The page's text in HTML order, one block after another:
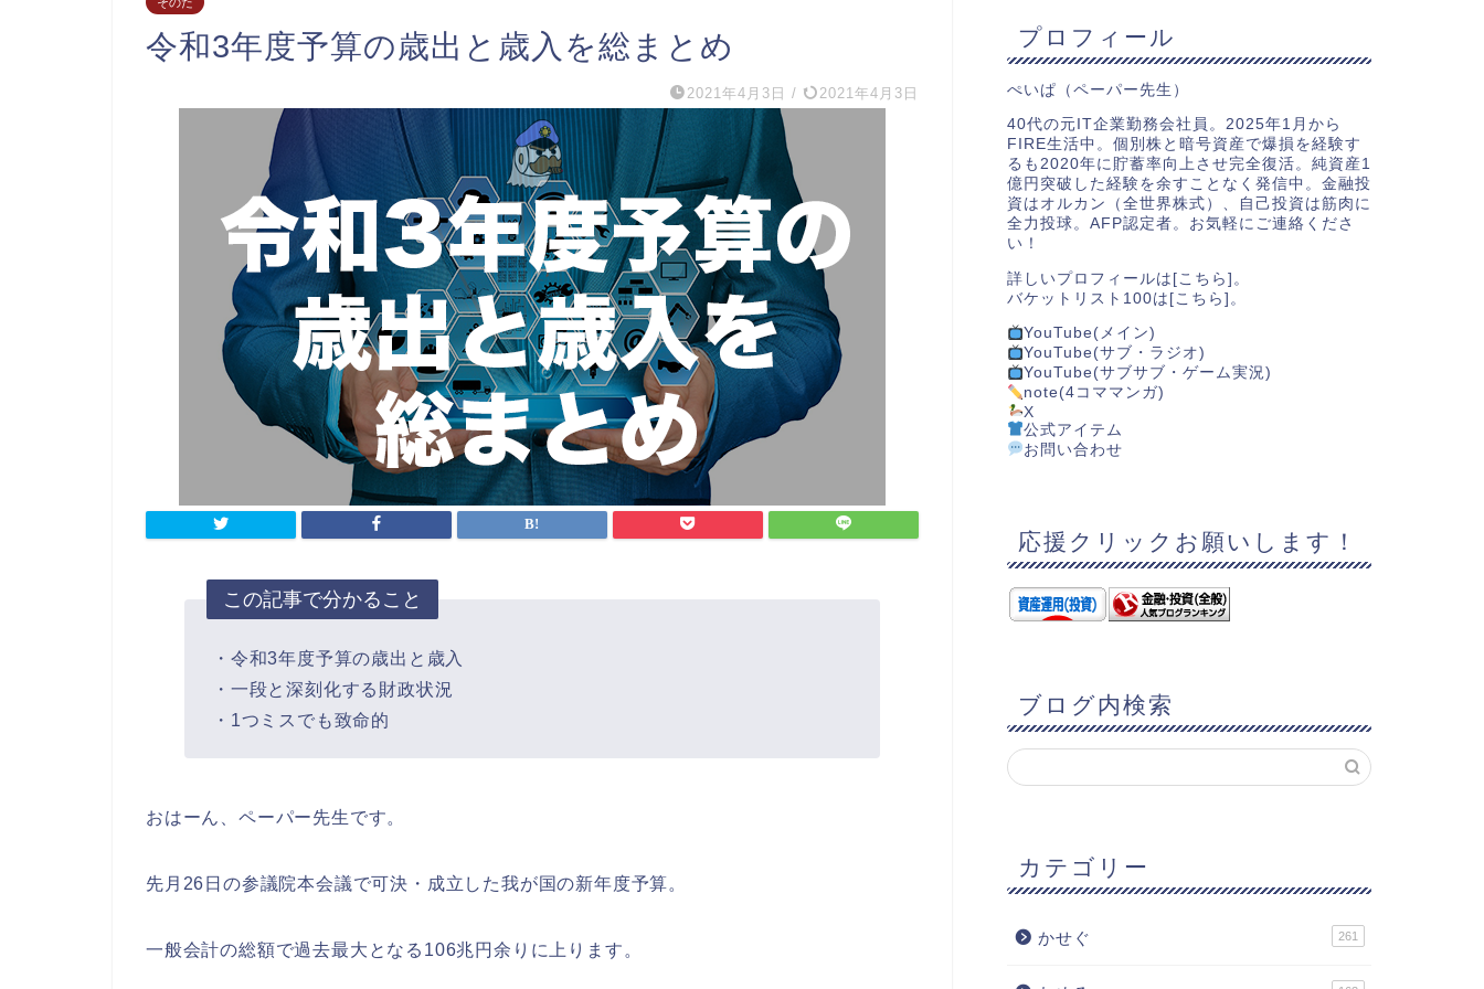
令和3年度予算の歳出と歳入を総まとめ
2021年4月3日 / 2021年4月3日
この記事で分かること
・令和3年度予算の歳出と歳入
・一段と深刻化する財政状況
・1つミスでも致命的
おはーん、ペーパー先生です。
先月26日の参議院本会議で可決・成立した我が国の新年度予算。
一般会計の総額で過去最大となる106兆円余りに上ります。
プロフィール
ぺいぱ（ペーパー先生）
40代の元IT企業勤務会社員。2025年1月から
FIRE生活中。個別株と暗号資産で爆損を経験す
るも2020年に貯蓄率向上させ完全復活。純資産1
億円突破した経験を余すことなく発信中。金融投
資はオルカン（全世界株式）、自己投資は筋肉に
全力投球。AFP認定者。お気軽にご連絡くださ
い！
詳しいプロフィールは[ こちら ]。
バケットリスト100は[ こちら ]。
YouTube(メイン)
YouTube(サブ・ラジオ)
YouTube(サブサブ・ゲーム実況)
note(4コママンガ)
X
公式アイテム
お問い合わせ
応援クリックお願いします！
ブログ内検索
カテゴリー
かせぐ 261